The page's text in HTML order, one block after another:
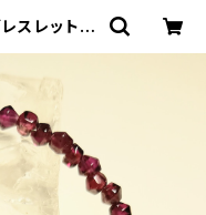
スレット |